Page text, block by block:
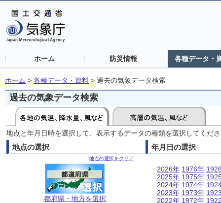
ホーム 防災情報 各種データ・
ホーム > 各種データ・資料 > 過去の気象データ検索
過去の気象データ検索
地点と年月日時を選択して、表示するデータの種類を選択してくだ
地点の選択
地点の選択をクリア
都府県・地方を選択
年月日の選択
2026年
2025年
2024年
2023年
2022年
1976年
1975年
1974年
1973年
1972年